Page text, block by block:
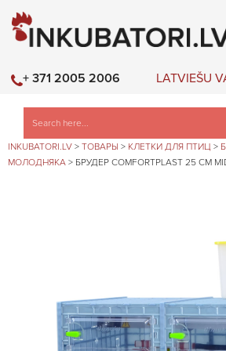
LATVIEŠU
+ 371 2005 2006
INKUBATORI.LV > ТОВАРЫ > КЛЕТКИ ДЛЯ ПТИЦ >
МОЛОДНЯКА > БРУДЕР COMFORTPLAST 25 СМ